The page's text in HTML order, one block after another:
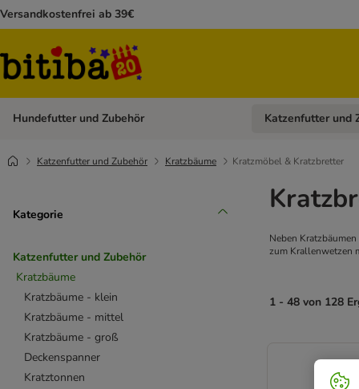
Versandkostenfrei ab 39€
Hundefutter und Zubehör Kategorie-Menü
Katzenfutter und
Katzenfutter und Zubehör Kratzbäume Kratzmöbel & Kratzbretter
Kategorie
Katzenfutter und Zubehör
Kratzbäume
Kratzbäume - klein
Kratzbäume - mittel
Kratzbäume - groß
Deckenspanner
Kratztonnen
Neben
zum Krallenwetzen
1 - 48 von 128